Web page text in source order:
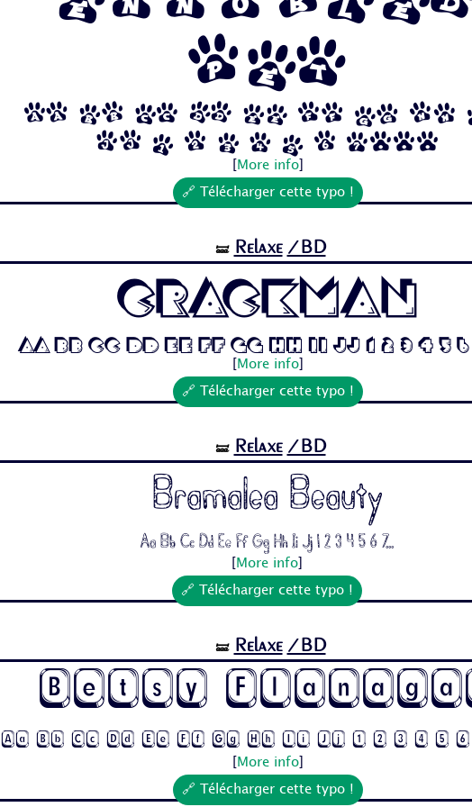
Pet
Aa Bb Cc Dd Ee Ff Gg
Jj 1 2 3 4 5 6 7...
More info]
🔗 Télécharger cette typo !
🝛 Relaxe /BD
Crackman
Aa Bb Cc Dd Ee Ff Gg Hh Ii Jj 1 2 3 4 5
More info]
🔗 Télécharger cette typo !
🝛 Relaxe /BD
Bramalea Beauty
Aa Bb Cc Dd Ee Ff Gg Hh Ii Jj 1 2 3 4 5 6 7...
More info
🔗 Télécharger cette typo !
🝛 Relaxe /BD
Betsy
Aa Bb Cc Dd Ee Ff Gg Hh Ii Jj 1 2 3 4
More info]
🔗 Télécharger cette typo !